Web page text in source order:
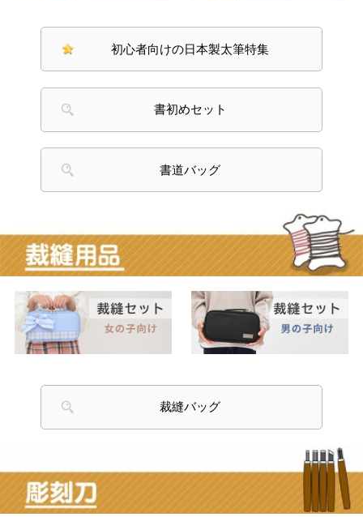
彫刻刀セット 男の子向け
彫刻刀セット 女の子向け
全鋼・付鋼・ステンレス どれがいいの？
彫刻刀バッグ